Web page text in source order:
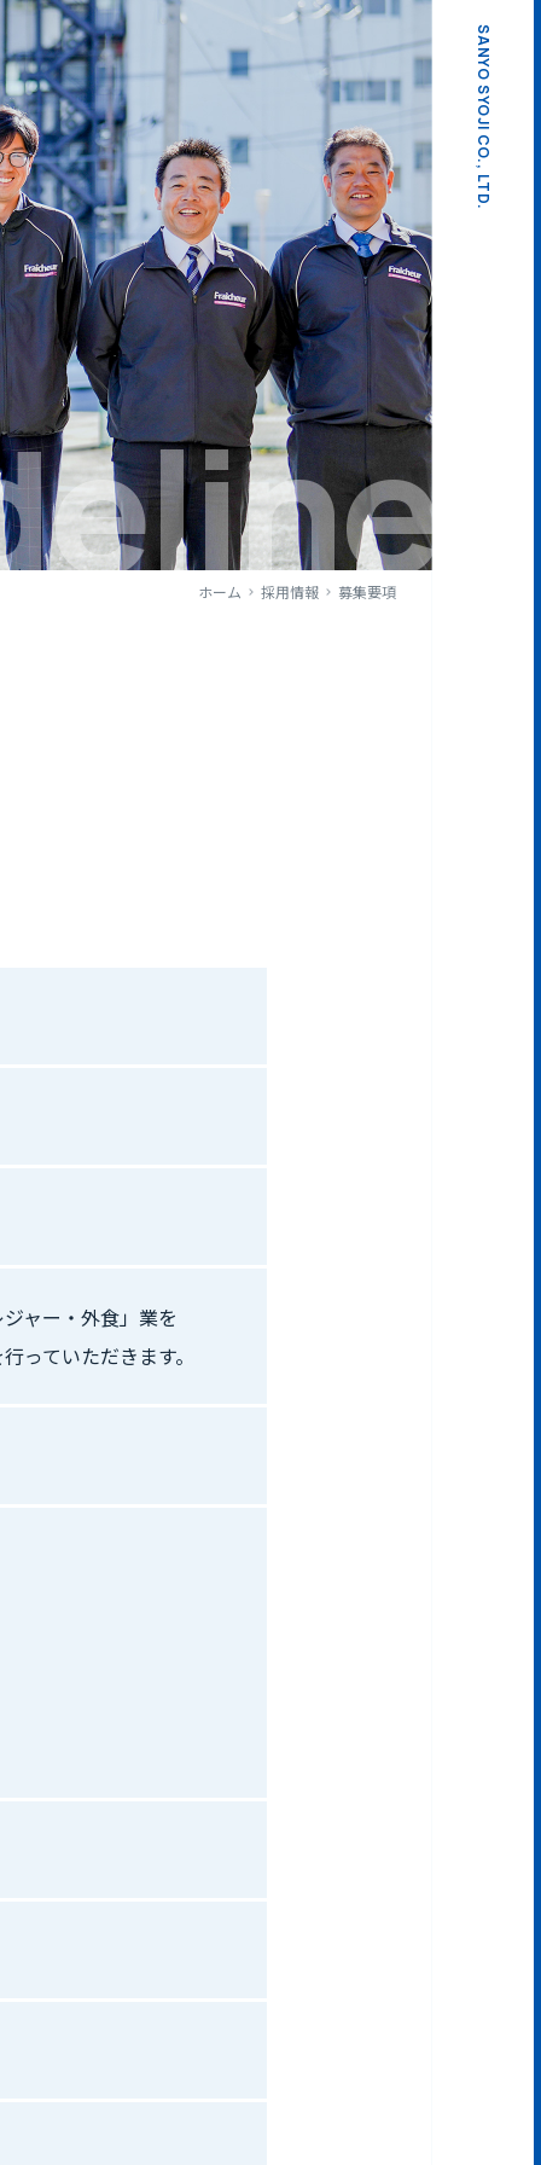
SANYO SYOJI CO., LTD.
ホーム 採用情報 募集要項
ャー・外食」業を
っていただきます。